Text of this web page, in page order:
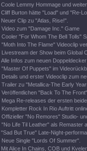
Coole Lemmy Hommage und
Cliff Burton hätte "Load" und "Re-
Neuer Clip zu "Atlas, Rise!".
Video zum "Damage Inc." Game
Cooler "For Whom The Bell Tolls"
"Moth Into The Flame" Videoclip
Livestream der Show beim Global
Alle Infos zum neuen
"Master Of Puppets" im
Details und erster Videoclip zum
Trailer zu "Metallica-The Early
Veröffentlichen "Back To The
Mega Re-releases der ersten
Kompletter Rock In Rio Auftritt
Offizieller "No Remores" Studio-
"No Life Til Leather" als Remaster
"Sad But True" Late-Night-
Neue Single "Lords Of Summer".
Mit Alice In Chains, COB und